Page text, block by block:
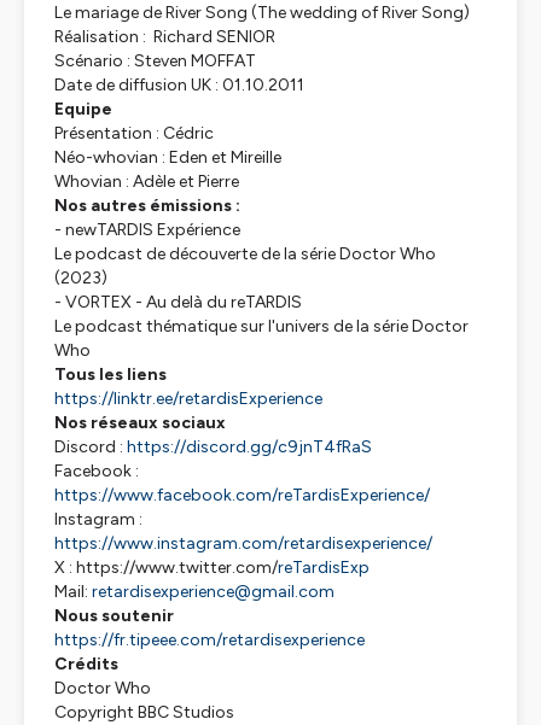
Le mariage de River Song (The wedding of River Song)
Réalisation : Richard SENIOR
Scénario : Steven MOFFAT
Date de diffusion UK : 01.10.2011
Equipe
Présentation : Cédric
Néo-whovian : Eden et Mireille
Whovian : Adèle et Pierre
Nos autres émissions :
- newTARDIS Expérience
Le podcast de découverte de la série Doctor Who
(2023)
- VORTEX - Au delà du reTARDIS
Le podcast thématique sur l'univers de la série Doctor
Who
Tous les liens
https://linktr.ee/retardisExperience
Nos réseaux sociaux
Discord : https://discord.gg/c9jnT4fRaS
Facebook :
https://www.facebook.com/reTardisExperience/
Instagram :
https://www.instagram.com/retardisexperience/
X : https://www.twitter.com/reTardisExp
Mail: retardisexperience@gmail.com
Nous soutenir
https://fr.tipeee.com/retardisexperience
Crédits
Doctor Who
Copyright BBC Studios